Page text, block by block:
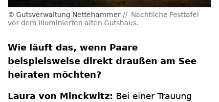
Gutsverwaltung Nettehammer
Nächtliche Festtafel
vor dem illuminierten alten Gutshaus.
Wie läuft das, wenn Paare
beispielsweise direkt draußen am See
heiraten möchten?
Laura von Minckwitz: Bei einer Trauung